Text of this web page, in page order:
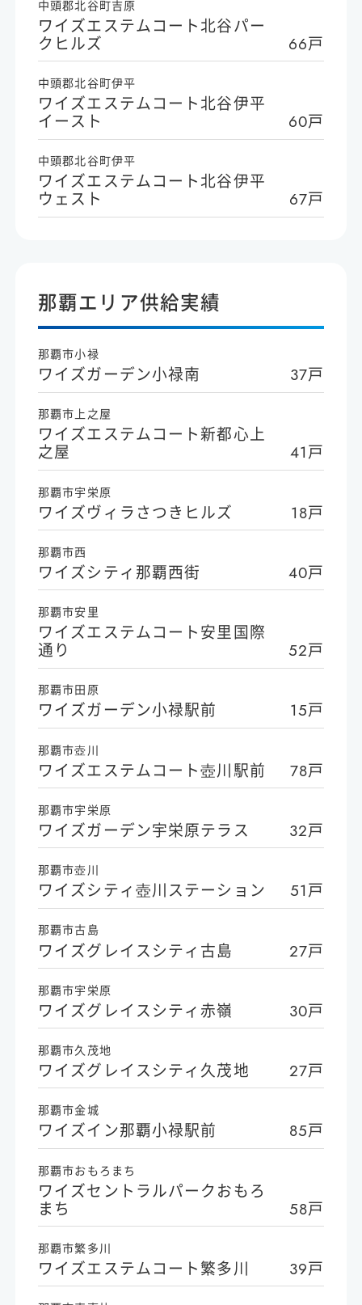
中頭郡北谷町吉原
ワイズエステムコート北谷パー
クヒルズ
66戸
中頭郡北谷町伊平
ワイズエステムコート北谷伊平
イースト
60戸
中頭郡北谷町伊平
ワイズエステムコート北谷伊平
ウェスト
67戸
那覇エリア供給実績
那覇市小禄
ワイズガーデン小禄南 37戸
那覇市上之屋
ワイズエステムコート新都心上
之屋
41戸
那覇市宇栄原
ワイズヴィラさつきヒルズ 18戸
那覇市西
ワイズシティ那覇西街 40戸
那覇市安里
ワイズエステムコート安里国際
通り
52戸
那覇市田原
ワイズガーデン小禄駅前 15戸
那覇市壺川
ワイズエステムコート壺川駅前 78戸
那覇市宇栄原
ワイズガーデン宇栄原テラス 32戸
那覇市壺川
ワイズシティ壺川ステーション 51戸
那覇市古島
ワイズグレイスシティ古島 27戸
那覇市宇栄原
ワイズグレイスシティ赤嶺 30戸
那覇市久茂地
ワイズグレイスシティ久茂地 27戸
那覇市金城
ワイズイン那覇小禄駅前 85戸
那覇市おもろまち
ワイズセントラルパークおもろ
まち
58戸
那覇市繁多川
ワイズエステムコート繁多川 39戸